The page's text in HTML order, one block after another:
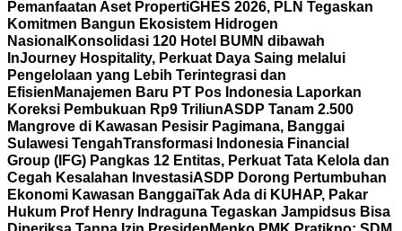
Pemanfaatan Aset PropertiGHES 2026, PLN Tegaskan
Komitmen Bangun Ekosistem Hidrogen
Nasional Konsolidasi 120 Hotel BUMN dibawah
InJourney Hospitality, Perkuat Daya Saing melalui
Pengelolaan yang Lebih Terintegrasi dan
Efisien Manajemen Baru PT Pos Indonesia Laporkan
Koreksi Pembukuan Rp9 TriliunASDP Tanam 2.500
Mangrove di Kawasan Pesisir Pagimana, Banggai
Sulawesi TengahTransformasi Indonesia Financial
Group (IFG) Pangkas 12 Entitas, Perkuat Tata Kelola dan
Cegah Kesalahan InvestasiASDP Dorong Pertumbuhan
Ekonomi Kawasan BanggaiTak Ada di KUHAP, Pakar
Hukum Prof Henry Indraguna Tegaskan Jampidsus Bisa